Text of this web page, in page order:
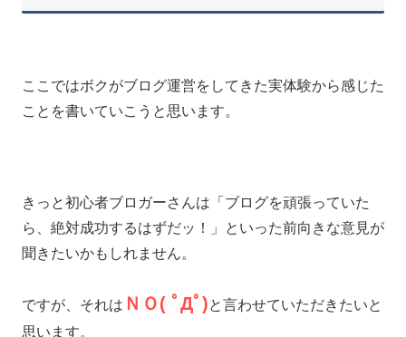
ここではボクがブログ運営をしてきた実体験から感じた
ことを書いていこうと思います。
きっと初心者ブロガーさんは「ブログを頑張っていた
ら、絶対成功するはずだッ！」といった前向きな意見が
聞きたいかもしれません。
ですが、それは ＮＯ( ﾟДﾟ)と言わせていただきたいと
思います。